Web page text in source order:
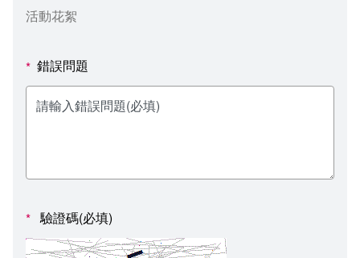
教學媒體處
電算中心
人事室
意見信箱
各單位意見信箱
諮詢信箱進度查詢
影音資訊
活動花絮
* 錯誤問題
* 驗證碼(必填)